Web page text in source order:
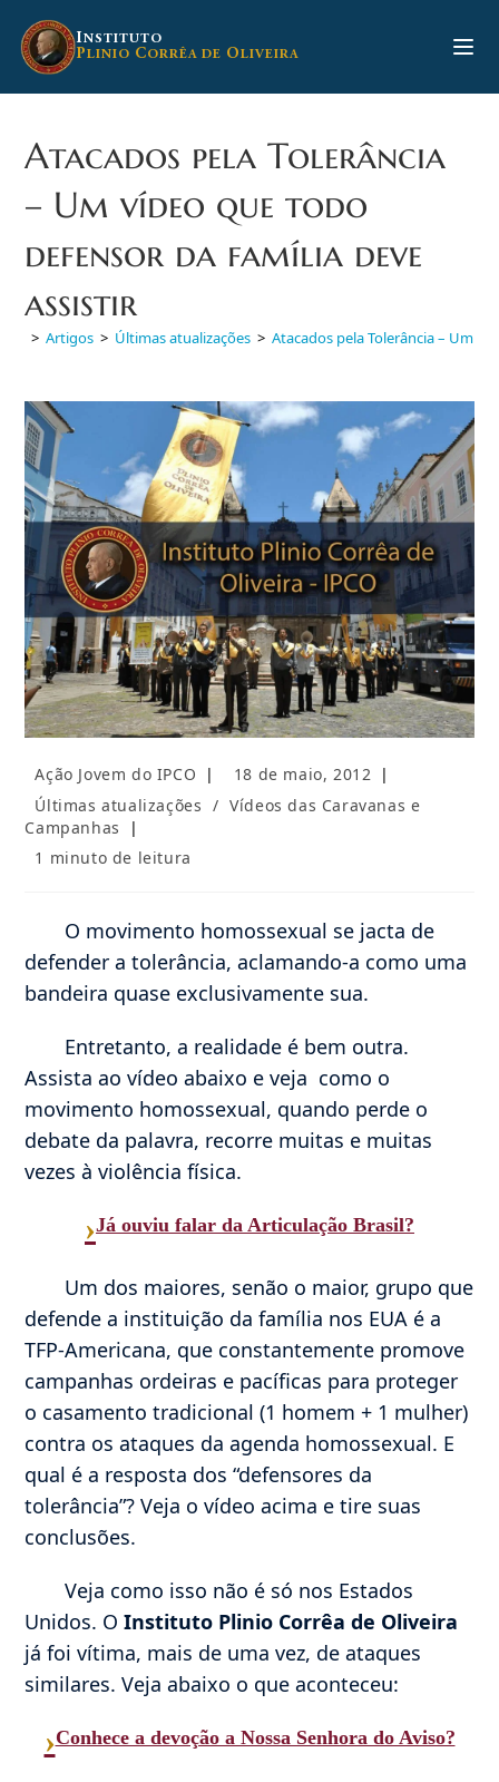
para
INSTITUTO
PLINIO CORRÊA DE OLIVEIRA
Atacados pela Tolerância
– Um vídeo que todo
defensor da família deve
assistir
> Artigos > Últimas atualizações > Atacados pela Tolerância – Um
Autor
do
post:
Ação Jovem do IPCO
Post
18 de maio, 2012
Categoria
do
post:
Últimas atualizações / Vídeos das Caravanas e
Campanhas
Tempo
1 minuto de leitura
O movimento homossexual se jacta de
defender a tolerância, aclamando-a como uma
bandeira quase exclusivamente sua.
Entretanto, a realidade é bem outra.
Assista ao vídeo abaixo e veja como o
movimento homossexual, quando perde o
debate da palavra, recorre muitas e muitas
vezes à violência física.
›Já ouviu falar da Articulação Brasil?
Um dos maiores, senão o maior, grupo que
defende a instituição da família nos EUA é a
TFP-Americana, que constantemente promove
campanhas ordeiras e pacíficas para proteger
o casamento tradicional (1 homem + 1 mulher)
contra os ataques da agenda homossexual. E
qual é a resposta dos “defensores da
tolerância”? Veja o vídeo acima e tire suas
conclusões.
Veja como isso não é só nos Estados
Unidos. OInstituto Plinio Corrêa de Oliveira
já foi vítima, mais de uma vez, de ataques
similares. Veja abaixo o que aconteceu:
›Conhece a devoção a Nossa Senhora do Aviso?